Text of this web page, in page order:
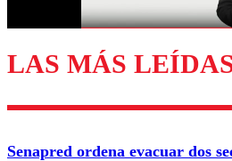
LAS MÁS
Senapred ordena evacuar dos